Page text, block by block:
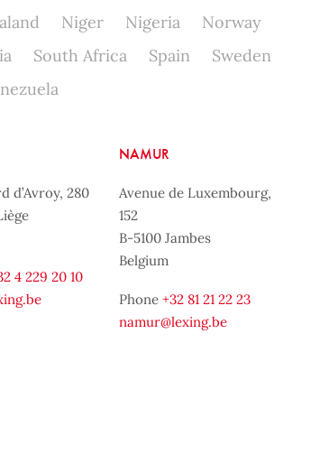
Niger Nigeria
Norway
South Africa Spain
Sweden
d’Avroy, 280
4 229 20 10
NAMUR
Avenue de Luxembourg,
152
B-5100 Jambes
Belgium
Phone+32 81 21 22 23
namur@lexing.be